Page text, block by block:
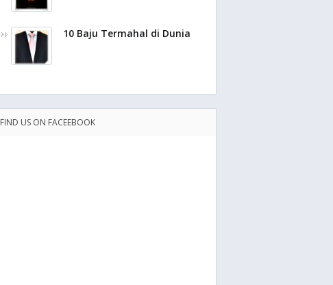
10 Baju Termahal di Dunia
FIND US ON FACEEBOOK